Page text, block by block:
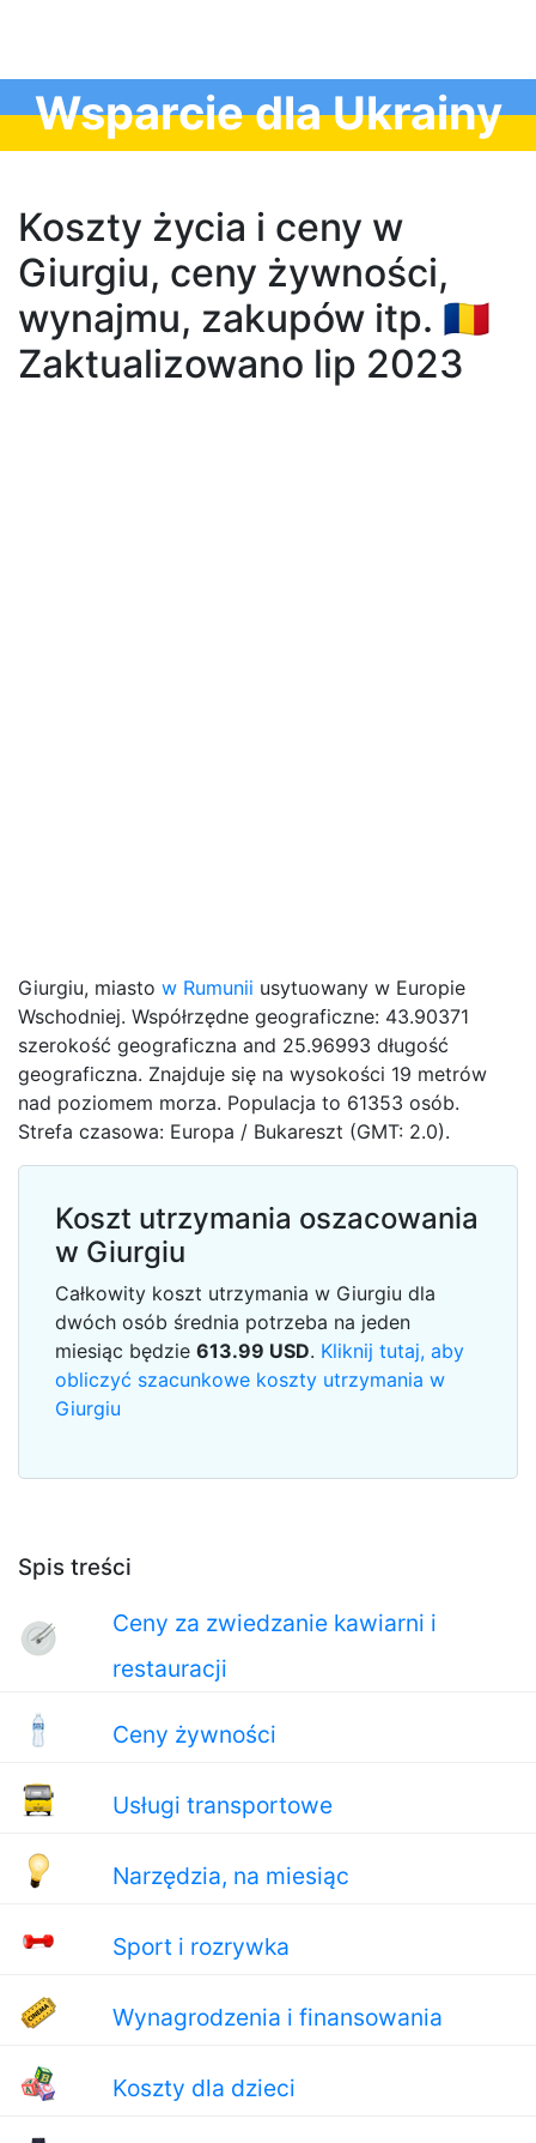
Wsparcie dla Ukrainy
Koszty życia i ceny w
Giurgiu, ceny żywności,
wynajmu, zakupów itp. 🇷🇴
Zaktualizowano lip 2023
Spis treści
Ceny za zwiedzanie kawiarni i
restauracji
Ceny żywności
Usługi transportowe
Narzędzia, na miesiąc
Sport i rozrywka
Wynagrodzenia i finansowania
Koszty dla dzieci
Giurgiu, miasto w Rumunii usytuowany w Europie
Wschodniej. Współrzędne geograficzne: 43.90371
szerokość geograficzna and 25.96993 długość
geograficzna. Znajduje się na wysokości 19 metrów
nad poziomem morza. Populacja to 61353 osób.
Strefa czasowa: Europa / Bukareszt (GMT: 2.0).
Koszt utrzymania oszacowania
w Giurgiu
Całkowity koszt utrzymania w Giurgiu dla
dwóch osób średnia potrzeba na jeden
miesiąc będzie 613.99 USD. Kliknij tutaj, aby
obliczyć szacunkowe koszty utrzymania w
Giurgiu